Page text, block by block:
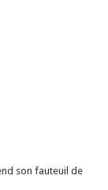
son fauteuil de